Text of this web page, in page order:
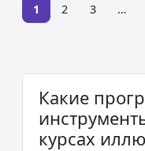
1 2 3 …
Какие
курсах